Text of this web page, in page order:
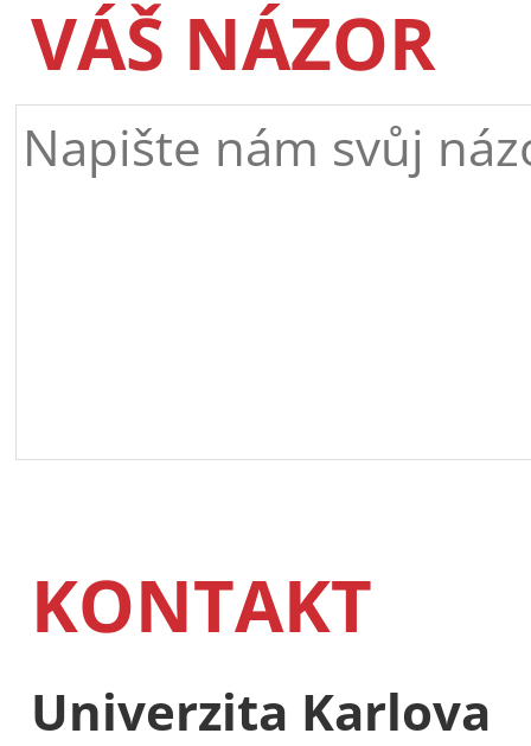
VÁŠ NÁZOR
KONTAKT
Univerzita Karlova